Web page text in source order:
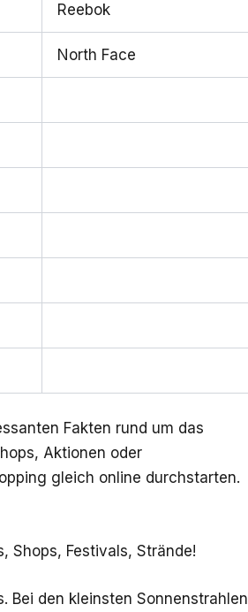
Reebok
North Face
Fakten rund um das
Aktionen oder
gleich online durchstarten.
Shops, Festivals, Strände!
Bei den kleinsten Sonnenstrahlen